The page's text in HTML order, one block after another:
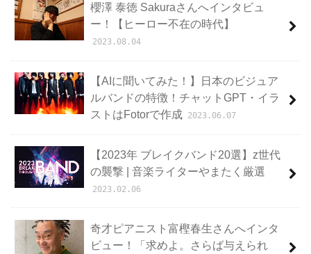
櫻澤 泰徳 Sakuraさんへインタビュ
ー！【ヒーロー不在の時代】
2023.08.04
【AIに聞いてみた！】日本のビジュア
ルバンドの特徴！チャットGPT・イラ
ストはFotorで作成 2023.06.07
【2023年 ブレイクバンド20選】z世代
の襲撃 | 音楽ライターやまたく厳選
2023.02.06
奇才ピアニスト富樫春生さんへインタ
ビュー！「求めよ。さらば与えられ